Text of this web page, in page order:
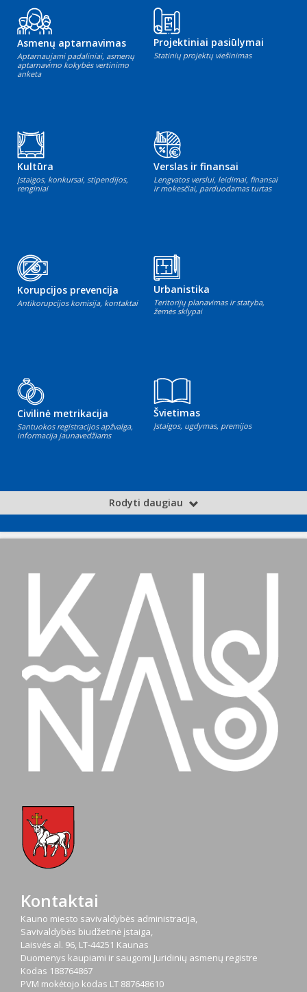
Asmenų aptarnavimas
Aptarnaujami padaliniai, asmenų
aptarnavimo kokybės vertinimo
anketa
Projektiniai pasiūlymai
Statinių projektų viešinimas
Kultūra
Įstaigos, konkursai, stipendijos,
renginiai
Verslas ir finansai
Lengvatos verslui, leidimai, finansai
ir mokesčiai, parduodamas turtas
Korupcijos prevencija
Antikorupcijos komisija, kontaktai
Urbanistika
Teritorijų planavimas ir statyba,
žemės sklypai
Civilinė metrikacija
Santuokos registracijos apžvalga,
informacija jaunavedžiams
Švietimas
Įstaigos, ugdymas, premijos
Rodyti daugiau
Kontaktai
Kauno miesto savivaldybės administracija,
Savivaldybės biudžetinė įstaiga,
Laisvės al. 96, LT-44251 Kaunas
Duomenys kaupiami ir saugomi Juridinių asmenų registre
Kodas 188764867
PVM mokėtojo kodas LT 887648610